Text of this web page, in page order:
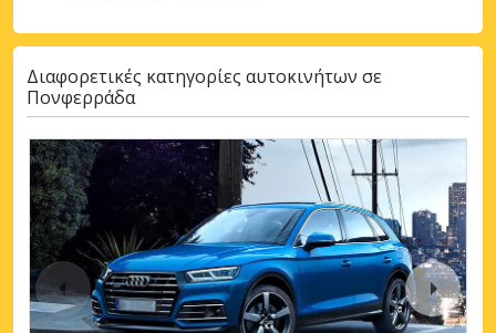
Διαφορετικές κατηγορίες αυτοκινήτων σε
Πονφερράδα